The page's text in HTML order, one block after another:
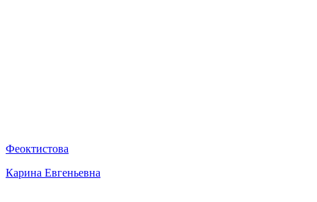
Феоктистова
Карина Евгеньевна